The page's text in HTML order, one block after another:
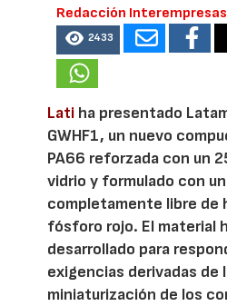
Redacción Interempresas
2433
Lati ha presentado
GWHF1, un nuevo
PA66 reforzada con un
vidrio y formulado con
completamente libre de
fósforo rojo. El material
desarrollado para
exigencias derivadas de
miniaturización de los